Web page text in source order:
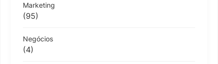
Marketing
(95)
Negócios
(4)